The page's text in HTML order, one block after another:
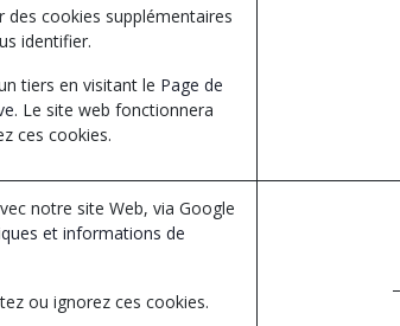
des cookies supplémentaires
identifier.
tiers en visitant le Page de
. Le site web fonctionnera
ces cookies.
notre site Web, via Google
et informations de
ou ignorez ces cookies.